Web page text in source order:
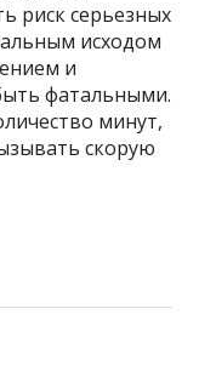
риск серьезных
исходом
и
фатальными.
минут,
скорую